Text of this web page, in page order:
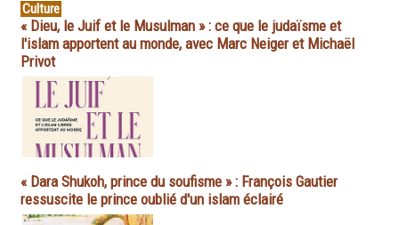
Culture
« Dieu, le Juif et le Musulman » : ce que le judaïsme et
l'islam apportent au monde, avec Marc Neiger et Michaël
Privot
« Dara Shukoh, prince du soufisme » : François Gautier
ressuscite le prince oublié d'un islam éclairé